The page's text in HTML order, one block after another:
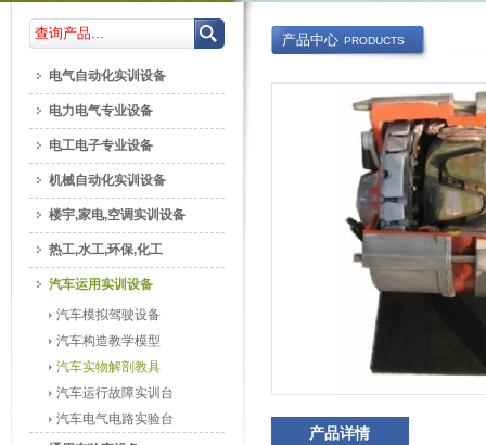
产品中心 PRODUCTS
产品详情
电气自动化实训设备
电力电气专业设备
电工电子专业设备
机械自动化实训设备
楼宇,家电,空调实训设备
热工,水工,环保,化工
汽车运用实训设备
汽车模拟驾驶设备
汽车构造教学模型
汽车实物解剖教具
汽车运行故障实训台
汽车电气电路实验台